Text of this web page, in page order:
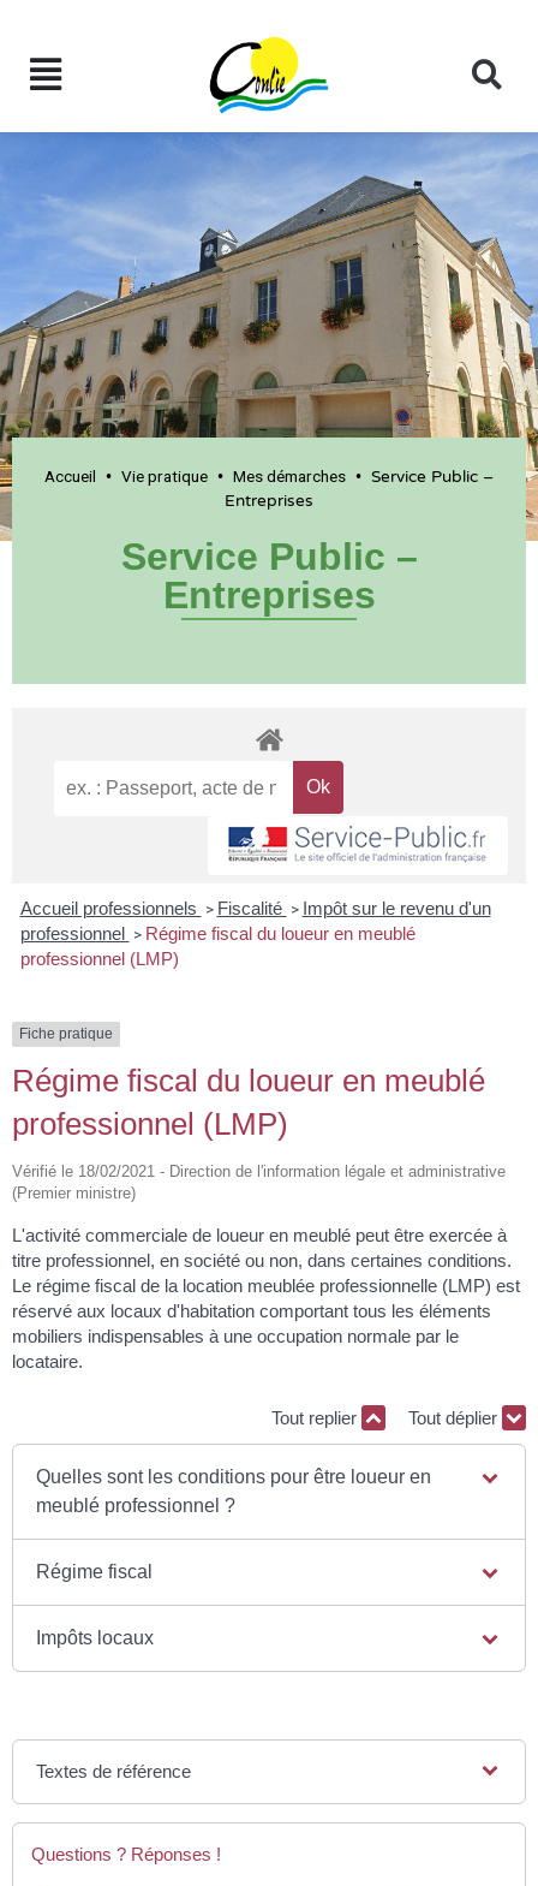
Accueil • Vie pratique • Mes démarches • Service Public –
Entreprises
Service Public –
Entreprises
Accueil professionnels > Fiscalité > Impôt sur le revenu d'un
professionnel > Régime fiscal du loueur en meublé
professionnel (LMP)
Fiche pratique
Régime fiscal du loueur en meublé
professionnel (LMP)
Vérifié le 18/02/2021 - Direction de l'information légale et administrative
(Premier ministre)
L'activité commerciale de loueur en meublé peut être exercée à
titre professionnel, en société ou non, dans certaines conditions.
Le régime fiscal de la location meublée professionnelle (LMP) est
réservé aux locaux d'habitation comportant tous les éléments
mobiliers indispensables à une occupation normale par le
locataire.
Tout replier Tout déplier
Quelles sont les conditions pour être loueur en
meublé professionnel ?
Régime fiscal
Impôts locaux
Textes de référence
Questions ? Réponses !